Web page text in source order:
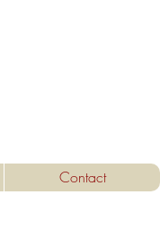
Contact